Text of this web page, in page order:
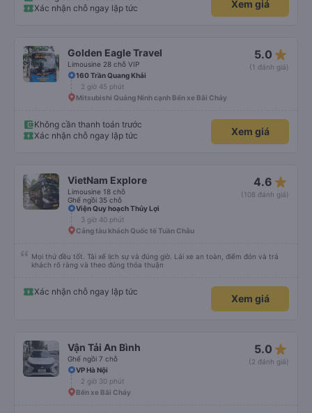
tắm và chúng rất sạch sẽ) và cũng có thể mua rất nhiều đồ ăn nhẹ và thức
ăn khác nhau. Ghế ngồi rất thoải mái! Hãy nhớ rằng đôi khi chất lượng đường
có thể sử dụng chúng vì chúng trống. Nhìn chung là một hành trình rất tốt :)
Xác nhận chỗ ngay lập tức
Xem giá
Golden Eagle Travel
Limousine 28 chỗ VIP
5.0 star_rate
(1 đánh giá)
160 Trần Quang Khải
2 giờ 45 phút
Mitsubishi Quảng Ninh cạnh Bến xe Bãi Cháy
Không cần thanh toán trước
Xác nhận chỗ ngay lập tức
Xem giá
VietNam Explore
Limousine 18 chỗ
Ghế ngồi 35 chỗ
4.6 star_rate
(108 đánh giá)
Viện Quy hoạch Thủy Lợi
3 giờ 40 phút
Cảng tàu khách Quốc tế Tuần Châu
Mọi thứ đều tốt. Tài xế lịch sự và đúng giờ. Lái xe an toàn, điểm đón và trả
khách rõ ràng và theo đúng thỏa thuận
Xác nhận chỗ ngay lập tức
Xem giá
Vận Tải An Bình
Ghế ngồi 7 chỗ
5.0 star_rate
(2 đánh giá)
VP Hà Nội
2 giờ 30 phút
Bến xe Bãi Cháy